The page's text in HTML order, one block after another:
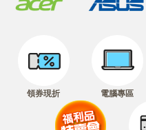
領券現折 電腦專區